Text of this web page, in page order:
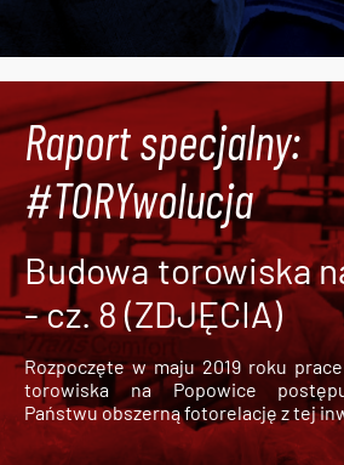
Raport specjalny:
#TORYwolucja
Budowa torowiska
- cz. 8 (ZDJĘCIA)
Rozpoczęte w maju 2019 roku
torowiska na Popowice
Państwu obszerną fotorelację z tej